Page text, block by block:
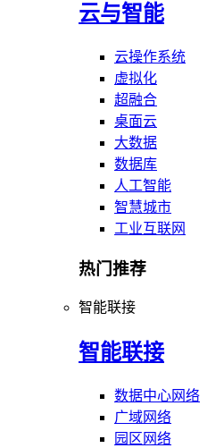
云与智能
云操作系统
虚拟化
超融合
桌面云
大数据
数据库
人工智能
智慧城市
工业互联网
热门推荐
智能联接
智能联接
数据中心网络
广域网络
园区网络